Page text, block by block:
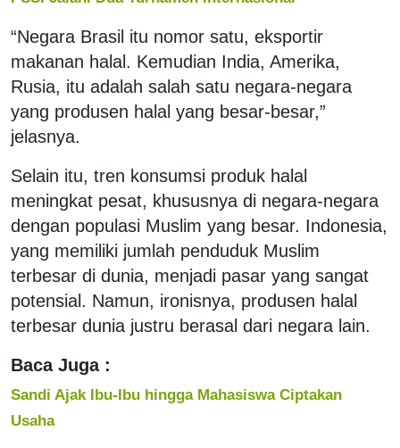
“Negara Brasil itu nomor satu, eksportir
makanan halal. Kemudian India, Amerika,
Rusia, itu adalah salah satu negara-negara
yang produsen halal yang besar-besar,”
jelasnya.
Selain itu, tren konsumsi produk halal
meningkat pesat, khususnya di negara-negara
dengan populasi Muslim yang besar. Indonesia,
yang memiliki jumlah penduduk Muslim
terbesar di dunia, menjadi pasar yang sangat
potensial. Namun, ironisnya, produsen halal
terbesar dunia justru berasal dari negara lain.
Baca Juga :
Sandi Ajak Ibu-Ibu hingga Mahasiswa Ciptakan
Usaha